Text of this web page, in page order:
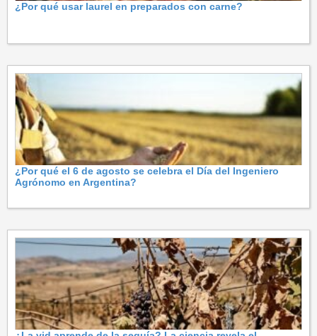
¿Por qué usar laurel en preparados con carne?
¿Por qué el 6 de agosto se celebra el Día del Ingeniero
Agrónomo en Argentina?